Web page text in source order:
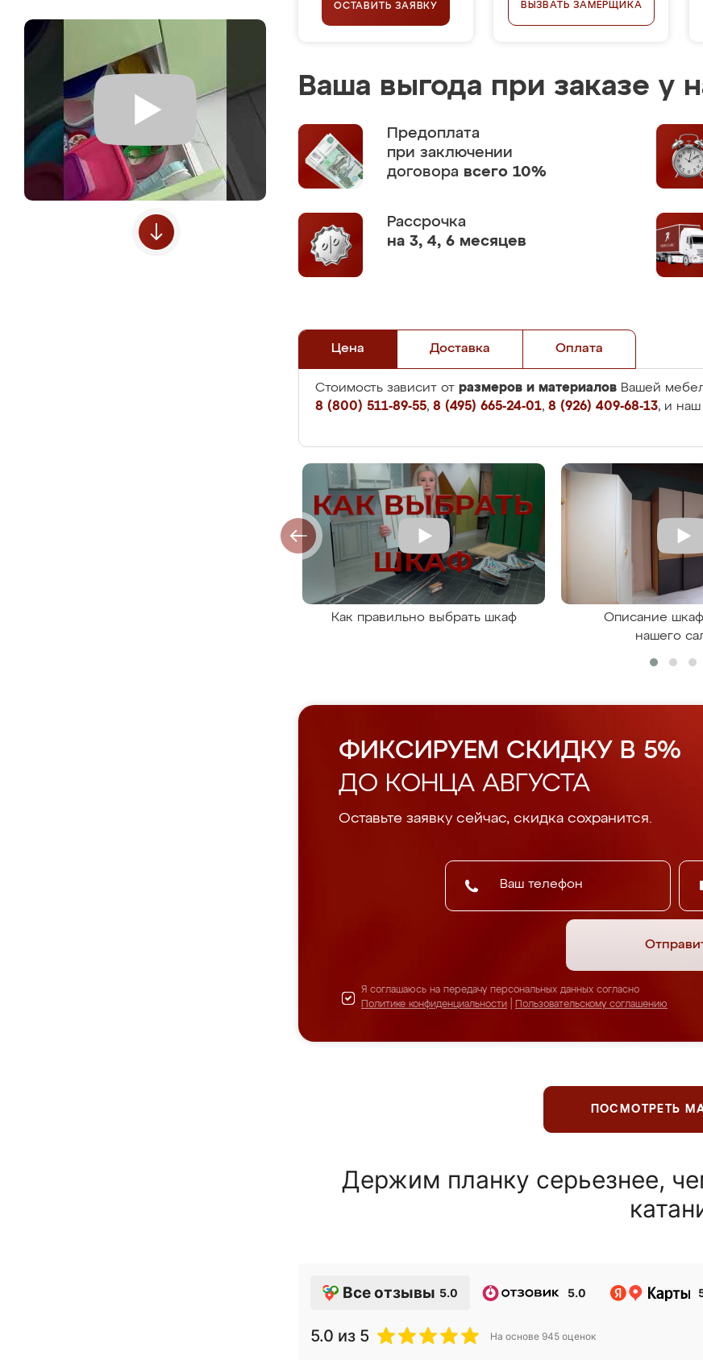
ОСТАВИТЬ ЗАЯВКУ ВЫЗВАТЬ ЗАМЕРЩИКА
Ваша выгода при заказе у
Предоплата
при заключении
договора всего 10%
Рассрочка
на 3, 4, 6 месяцев
Цена Доставка Оплата
Стоимость зависит от размеров и материалов Вашей
8 (800) 511-89-55, 8 (495) 665-24-01, 8 (926) 409-68-13, и наш
Как правильно выбрать шкаф
Описание
нашего
ФИКСИРУЕМ СКИДКУ В 5%
ДО КОНЦА АВГУСТА
Оставьте заявку сейчас, скидка сохранится.
Я соглашаюсь на передачу персональных данных согласно
Политике конфиденциальности
Пользовательскому соглашению
ПОСМОТРЕТЬ
Держим планку серьезнее,
Все отзывы 5.0 5.0
5.0 из 5 На основе 945 оценок